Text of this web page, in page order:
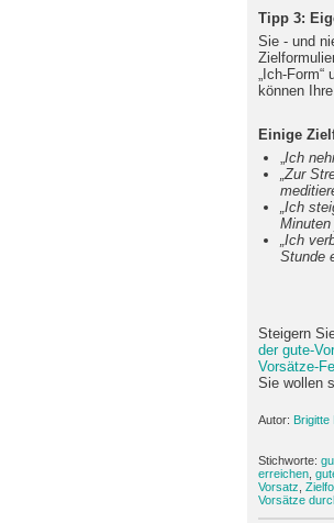
Tipp 3:
Sie - und
„Ich-
können
Einige
Ich
„Zur
„Ich
Minuten
„Ich
Stunde
Steigern
der gute-
Vorsätze-
Sie wollen
Autor: Brigitte
Stichworte:
erreichen
Vorsatz
Vorsätze